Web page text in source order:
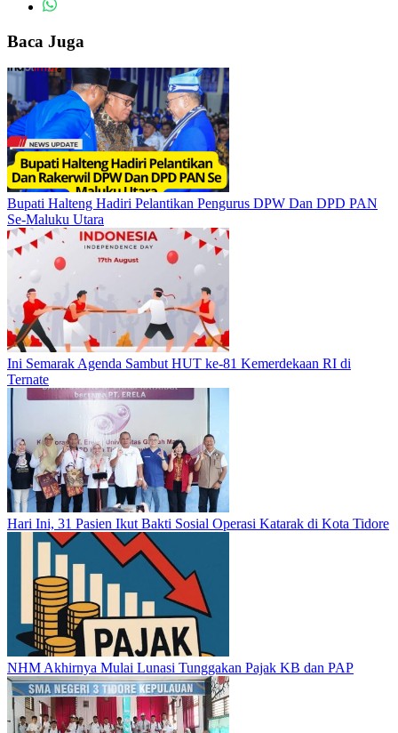
Baca Juga
Bupati Halteng Hadiri Pelantikan Pengurus DPW Dan DPD PAN
Se-Maluku Utara
Ini Semarak Agenda Sambut HUT ke-81 Kemerdekaan RI di
Ternate
Hari Ini, 31 Pasien Ikut Bakti Sosial Operasi Katarak di Kota Tidore
NHM Akhirnya Mulai Lunasi Tunggakan Pajak KB dan PAP